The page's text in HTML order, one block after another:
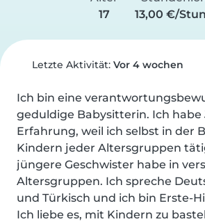
17
13,00 €/
Letzte Aktivität: Vor 4 wochen
Ich bin eine
geduldige Babysitterin. Ich habe
Erfahrung, weil ich selbst in der
Kindern jeder Altersgruppen
jüngere Geschwister habe in
Altersgruppen. Ich spreche
und Türkisch und ich bin Erste-
Ich liebe es, mit Kindern zu